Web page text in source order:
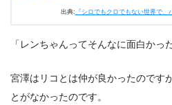
出典: 『シロでもクロでもない世界で
「レンちゃんってそんなに面白かっ
宮澤はリコとは仲が良かったのです
とがなかったのです。